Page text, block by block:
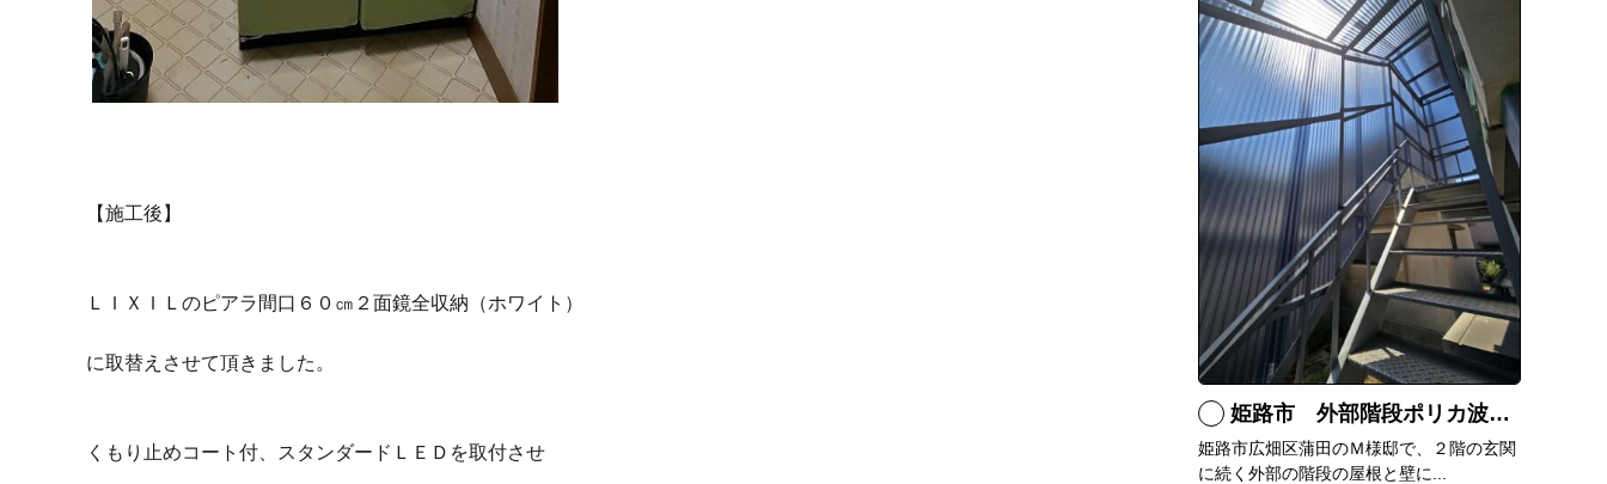
【施工後】
ＬＩＸＩＬのピアラ間口６０㎝２面鏡全収納（ホワイト）
に取替えさせて頂きました。
くもり止めコート付、スタンダードＬＥＤを取付させ
姫路市 外部階段ポリカ波板張替工事
姫路市広畑区蒲田のＭ様邸で、２階の玄関
に続く外部の階段の屋根と壁に...